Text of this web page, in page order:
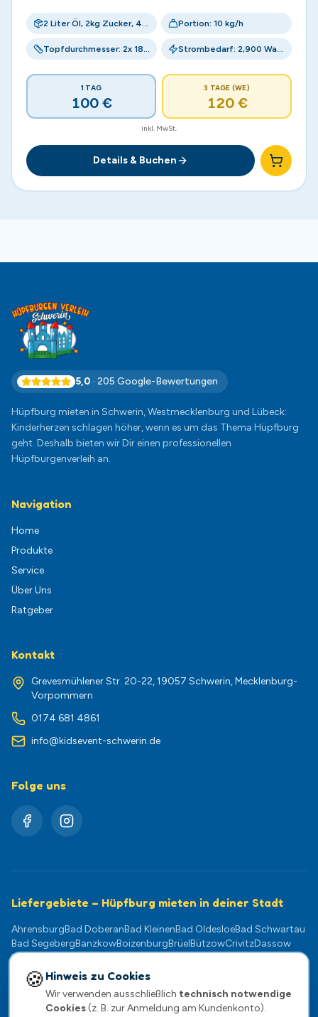
2 Liter Öl, 2kg Zucker, 40 Popcorntüten, Popcornschaufel Portion: 10 kg/h
Topfdurchmesser: 2x 18,5 cm Strombedarf: 2,900 Watt
1 TAG
100€
3 TAGE (WE)
120€
inkl. MwSt.
Details & Buchen
5,0 · 205 Google-Bewertungen
Hüpfburg mieten in Schwerin, Westmecklenburg und Lübeck:
Kinderherzen schlagen höher, wenn es um das Thema Hüpfburg
geht. Deshalb bieten wir Dir einen professionellen
Hüpfburgenverleih an.
Navigation
Home
Produkte
Service
Über Uns
Ratgeber
Kontakt
Grevesmühlener Str. 20-22, 19057 Schwerin, Mecklenburg-
Vorpommern
0174 681 4861
info@kidsevent-schwerin.de
Folge uns
Liefergebiete – Hüpfburg mieten in deiner Stadt
AhrensburgBad DoberanBad KleinenBad OldesloeBad Schwartau
Bad SegebergBanzkowBoizenburgBrüelBützowCrivitzDassow
Dömitz
Güstrow HagenowKlützKühlungsborn
Lübeck
PampowParchimPlate Plau am SeeRatzeburgRehnaReinfeld
RostockScharbeutzSchwaanSchwarzenbekSchwerinSternberg
🍪 Hinweis zu Cookies
Wir verwenden ausschließlich technisch notwendige
Cookies(z. B. zur Anmeldung am Kundenkonto).